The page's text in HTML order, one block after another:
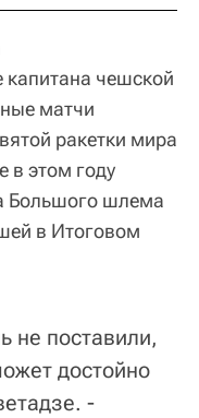
чешской
матчи
ракетки мира
этом году
Большого шлема
в Итоговом
не поставили,
достойно
-